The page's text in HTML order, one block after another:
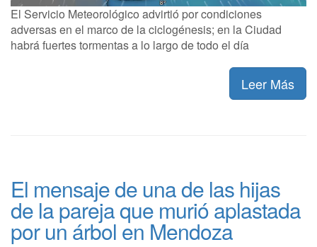
El Servicio Meteorológico advirtió por condiciones
adversas en el marco de la ciclogénesis; en la Ciudad
habrá fuertes tormentas a lo largo de todo el día
Leer Más
El mensaje de una de las hijas
de la pareja que murió aplastada
por un árbol en Mendoza